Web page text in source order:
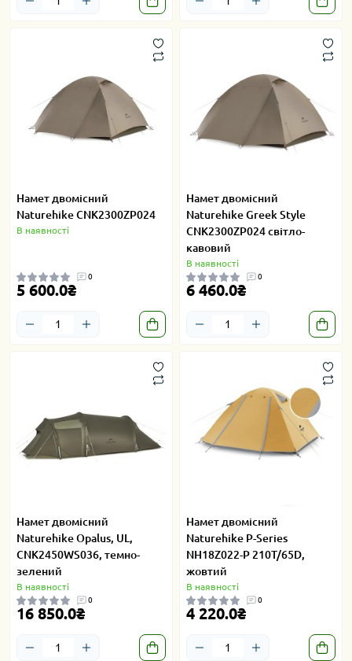
Намет двомісний
Naturehike CNK2300ZP024
В наявності
0
5 600.0₴
Намет двомісний
Naturehike Greek Style
CNK2300ZP024 світло-
кавовий
В наявності
0
6 460.0₴
Намет двомісний
Naturehike Opalus, UL,
CNK2450WS036, темно-
зелений
В наявності
0
16 850.0₴
Намет двомісний
Naturehike P-Series
NH18Z022-P 210T/65D,
жовтий
В наявності
0
4 220.0₴